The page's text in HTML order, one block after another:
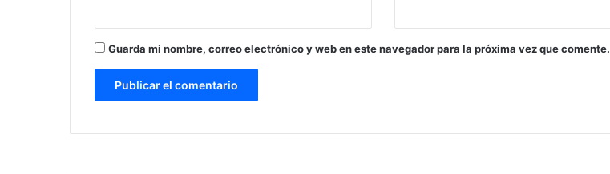
Guarda mi nombre, correo electrónico y web en este navegador para la próxima vez que comente.